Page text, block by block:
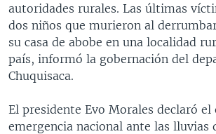
autoridades rurales. Las últimas
dos niños que murieron al
su casa de abobe en una localidad
país, informó la gobernación del
Chuquisaca.
El presidente Evo Morales declaró el
emergencia nacional ante las lluvias